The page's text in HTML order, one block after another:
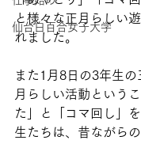
仙台白百合女子大学
と様々な正月らしい
れました。
また1月8日の3年生
月らしい活動という
た」と「コマ回し」
生たちは、昔ながら